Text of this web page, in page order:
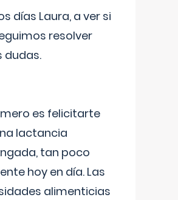
días Laura, a ver si
resolver
dudas.
es felicitarte
lactancia
tan poco
hoy en día. Las
alimenticias